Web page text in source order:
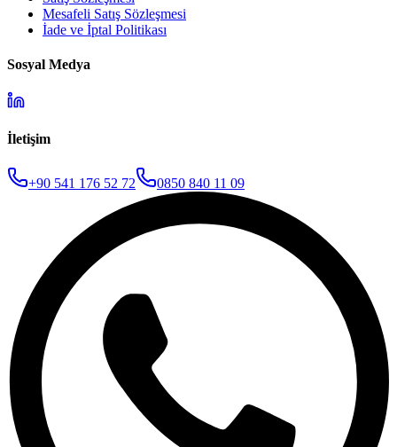
Mesafeli Satış Sözleşmesi
İade ve İptal Politikası
Sosyal Medya
İletişim
+90 541 176 52 72 0850 840 11 09